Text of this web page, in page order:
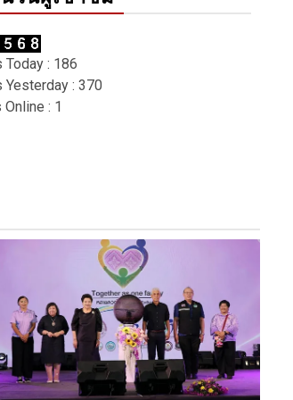
Today : 186
Yesterday : 370
Online : 1